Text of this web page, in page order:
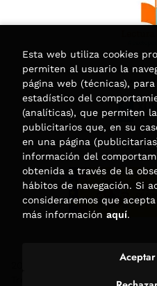
.
Esta web utiliza cookies
permiten al usuario la
página web (técnicas),
estadístico del
(analíticas), que permiten
publicitarios que, en su
en una página
información del
obtenida a través de la
hábitos de navegación. Si
consideraremos que
más información aquí.